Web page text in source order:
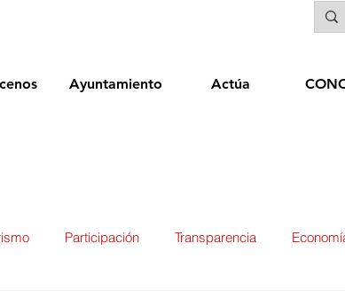
Ayuntamiento Actúa
Participación Transparencia